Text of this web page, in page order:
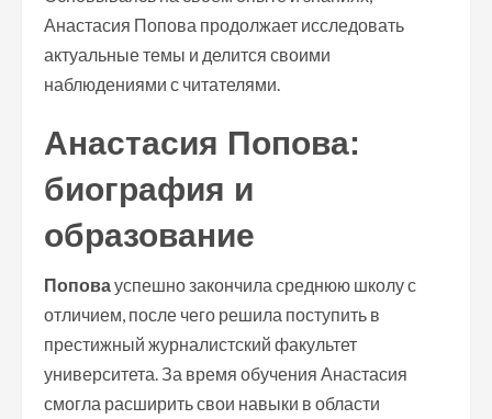
Анастасия Попова продолжает исследовать
актуальные темы и делится своими
наблюдениями с читателями.
Анастасия Попова:
биография и
образование
Поповауспешно закончила среднюю школу с
отличием, после чего решила поступить в
престижный журналистский факультет
университета. За время обучения Анастасия
смогла расширить свои навыки в области